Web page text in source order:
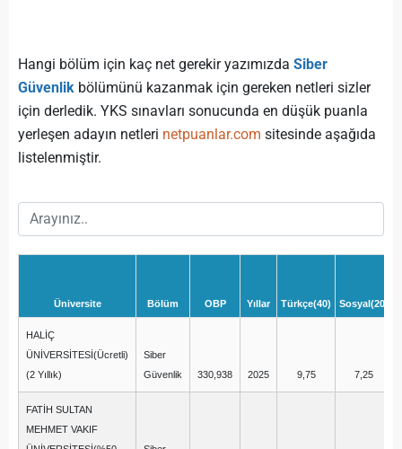
Hangi bölüm için kaç net gerekir yazımızda Siber
Güvenlik bölümünü kazanmak için gereken netleri sizler
için derledik. YKS sınavları sonucunda en düşük puanla
yerleşen adayın netleri netpuanlar.com sitesinde aşağıda
listelenmiştir.
Üniversite Bölüm OBP Yıllar Türkçe(40) Sosyal(20)
HALİÇ
ÜNİVERSİTESİ(Ücretli)
(2 Yıllık)
Siber
Güvenlik
330,938 2025 9,75 7,25
FATİH SULTAN
MEHMET VAKIF